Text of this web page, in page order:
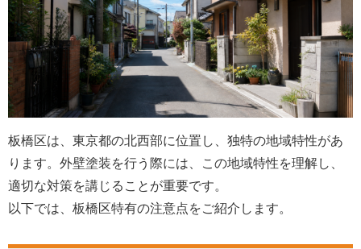
板橋区は、東京都の北西部に位置し、独特の地域特性があ
ります。外壁塗装を行う際には、この地域特性を理解し、
適切な対策を講じることが重要です。
以下では、板橋区特有の注意点をご紹介します。